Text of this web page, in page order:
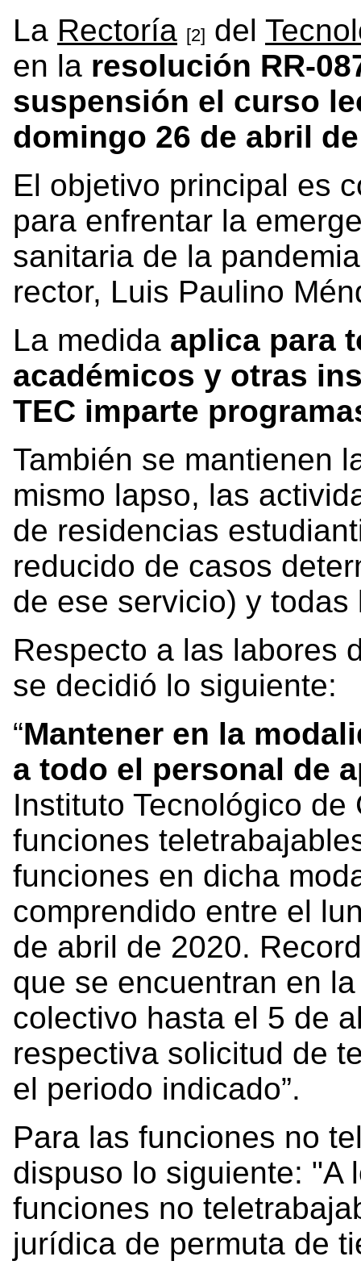
La Rectoría [2] del
en la resolución RR-
suspensión el curso
domingo 26 de abril
El objetivo principal es
para enfrentar la
sanitaria de la
rector, Luis Paulino
La medida aplica para
académicos y otras
TEC imparte
También se mantienen
mismo lapso, las
de residencias
reducido de casos
de ese servicio) y
Respecto a las labores
se decidió lo siguiente:
“Mantener en la
a todo el personal de
Instituto Tecnológico
funciones
funciones en dicha
comprendido entre el
de abril de 2020.
que se encuentran en
colectivo hasta el 5 de
respectiva solicitud de
el periodo indicado”.
Para las funciones no
dispuso lo siguiente: "A
funciones no
jurídica de permuta de